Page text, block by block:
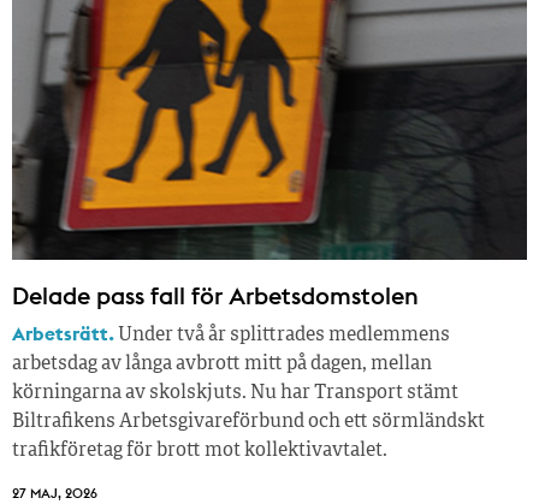
Delade pass fall för Arbetsdomstolen
Arbetsrätt. Under två år splittrades medlemmens
arbetsdag av långa avbrott mitt på dagen, mellan
körningarna av skolskjuts. Nu har Transport stämt
Biltrafikens Arbetsgivareförbund och ett sörmländskt
trafikföretag för brott mot kollektivavtalet.
27 MAJ, 2026